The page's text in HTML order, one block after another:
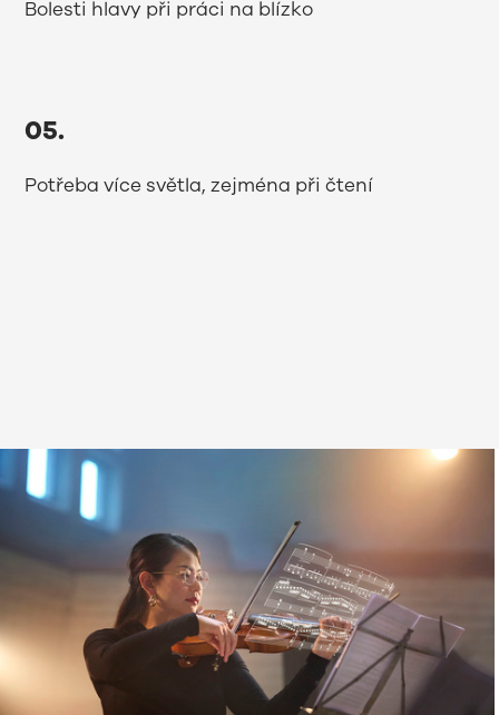
Bolesti hlavy při práci na blízko
05.
Potřeba více světla, zejména při čtení